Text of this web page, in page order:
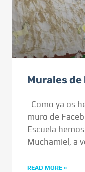
Murales de
Como ya os
muro de
Escuela
Muchamiel, a
READ MORE »